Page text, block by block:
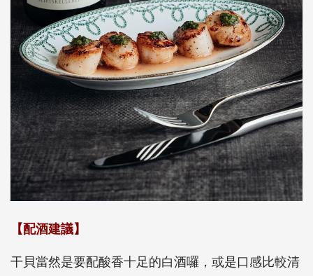
【配酒建議】
干貝當然是要配酸香十足的白酒囉，或是口感比較清